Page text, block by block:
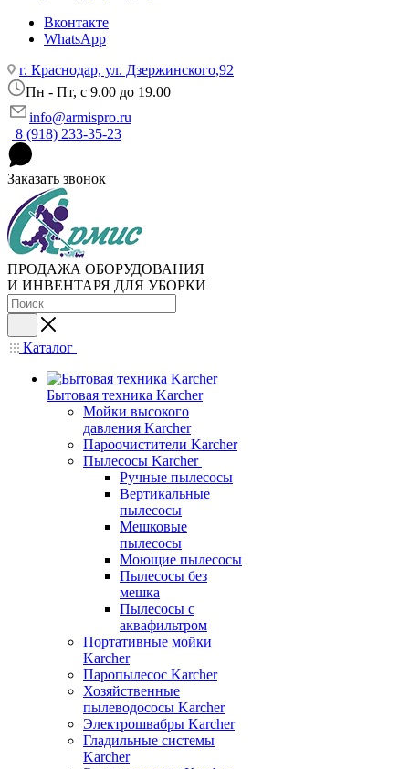
Вконтакте
WhatsApp
г. Краснодар, ул. Дзержинского,92
Пн - Пт, c 9.00 до 19.00
info@armispro.ru
8 (918) 233-35-23
Заказать звонок
ПРОДАЖА ОБОРУДОВАНИЯ
И ИНВЕНТАРЯ ДЛЯ УБОРКИ
Каталог
Бытовая техника Karcher
Мойки высокого
давления Karcher
Пароочистители Karcher
Пылесосы Karcher
Ручные пылесосы
Вертикальные
пылесосы
Мешковые
пылесосы
Моющие пылесосы
Пылесосы без
мешка
Пылесосы с
аквафильтром
Портативные мойки
Karcher
Паропылесос Karcher
Хозяйственные
пылеводососы Karcher
Электрошвабры Karcher
Гладильные системы
Karcher